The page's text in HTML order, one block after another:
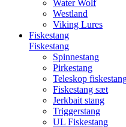
Water Wolf
Westland
Viking Lures
Fiskestang
Fiskestang
Spinnestang
Pirkestang
Teleskop
Fiskestang sæt
Jerkbait stang
Triggerstang
UL Fiskestang